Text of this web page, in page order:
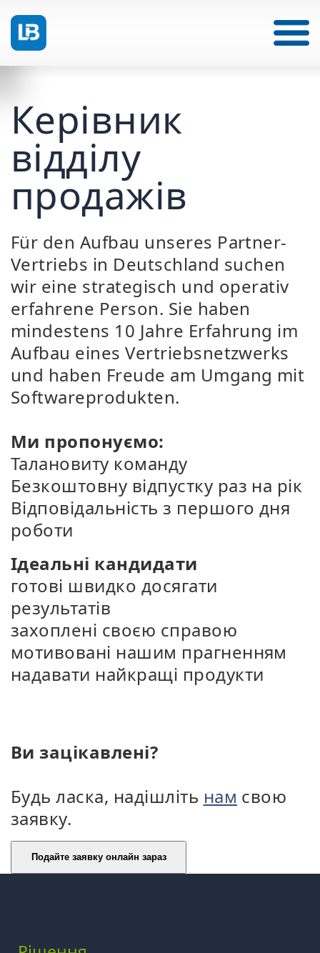
Керівник
відділу
продажів
Für den Aufbau unseres Partner-
Vertriebs in Deutschland suchen
wir eine strategisch und operativ
erfahrene Person. Sie haben
mindestens 10 Jahre Erfahrung im
Aufbau eines Vertriebsnetzwerks
und haben Freude am Umgang mit
Softwareprodukten.
Ми пропонуємо:
Талановиту команду
Безкоштовну відпустку раз на рік
Відповідальність з першого дня
роботи
Ідеальні кандидати
готові швидко досягати
результатів
захоплені своєю справою
мотивовані нашим прагненням
надавати найкращі продукти
Ви зацікавлені?
Будь ласка, надішліть нам свою
заявку.